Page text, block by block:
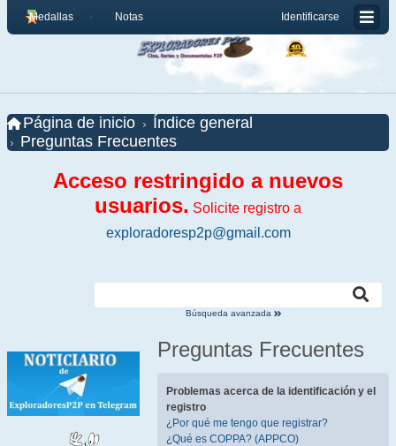
Identificarse
Medallas Notas
Página de inicio
Índice general
Preguntas Frecuentes
Acceso restringido a nuevos
usuarios. Solicite registro a
exploradoresp2p@gmail.com
Búsqueda avanzada
Preguntas Frecuentes
Problemas acerca de la identificación y el
registro
¿Por qué me tengo que registrar?
¿Qué es COPPA? (APPCO)